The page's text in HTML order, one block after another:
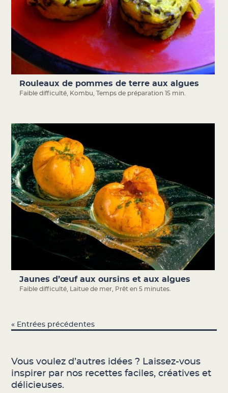
Rouleaux de pommes de terre aux algues
Faible difficulté Kombu ,Temps de préparation 15 min.
Jaunes d’œuf aux oursins et aux algues
Faible difficulté Laitue de mer Prêt en 5 minutes.
« Entrées précédentes
Vous voulez d’autres idées ? Laissez-vous
inspirer par nos recettes faciles, créatives et
délicieuses.